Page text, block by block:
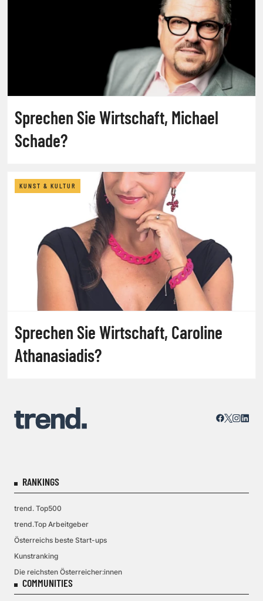
Sprechen Sie Wirtschaft, Michael
Schade?
KUNST & KULTUR
Sprechen Sie Wirtschaft, Caroline
Athanasiadis?
RANKINGS
trend. Top500
trend.Top Arbeitgeber
Österreichs beste Start-ups
Kunstranking
Die reichsten Österreicher:innen
COMMUNITIES